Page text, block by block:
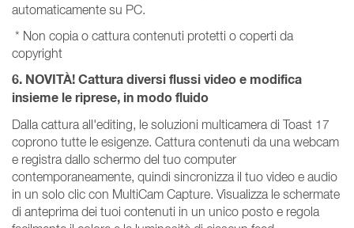
automaticamente su PC.
* Non copia o cattura contenuti protetti o coperti da
copyright
6. NOVITÀ! Cattura diversi flussi video e modifica
insieme le riprese, in modo fluido
Dalla cattura all'editing, le soluzioni multicamera di Toast 17
coprono tutte le esigenze. Cattura contenuti da una webcam
e registra dallo schermo del tuo computer
contemporaneamente, quindi sincronizza il tuo video e audio
in un solo clic con MultiCam Capture. Visualizza le schermate
di anteprima dei tuoi contenuti in un unico posto e regola